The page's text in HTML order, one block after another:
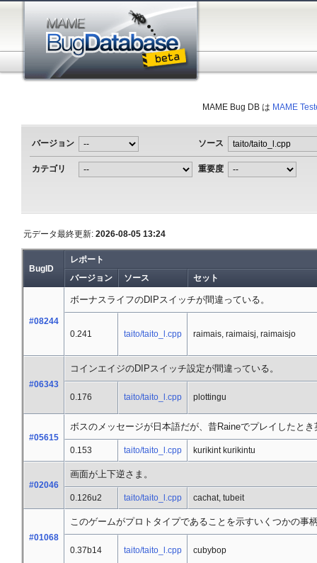
MAME Bug DB は MAME
バージョン ソース
カテゴリ 重要度
元データ最終更新: 2026-08-05 13:24
BugID
レポート
バージョン
ソース セット
#08244
ボーナスライフのDIPスイッチが間違っている。
0.241 taito/taito_l.cpp raimais, raimaisj, raimaisjo
#06343
コインエイジのDIPスイッチ設定が間違っている。
0.176 taito/taito_l.cpp plottingu
#05615
ボスのメッセージが日本語だが、昔Raineでプレイしたと
0.153 taito/taito_l.cpp kurikint kurikintu
#02046
画面が上下逆さま。
0.126u2 taito/taito_l.cpp cachat, tubeit
#01068
このゲームがプロトタイプであることを示すいくつかの事
0.37b14 taito/taito_l.cpp cubybop